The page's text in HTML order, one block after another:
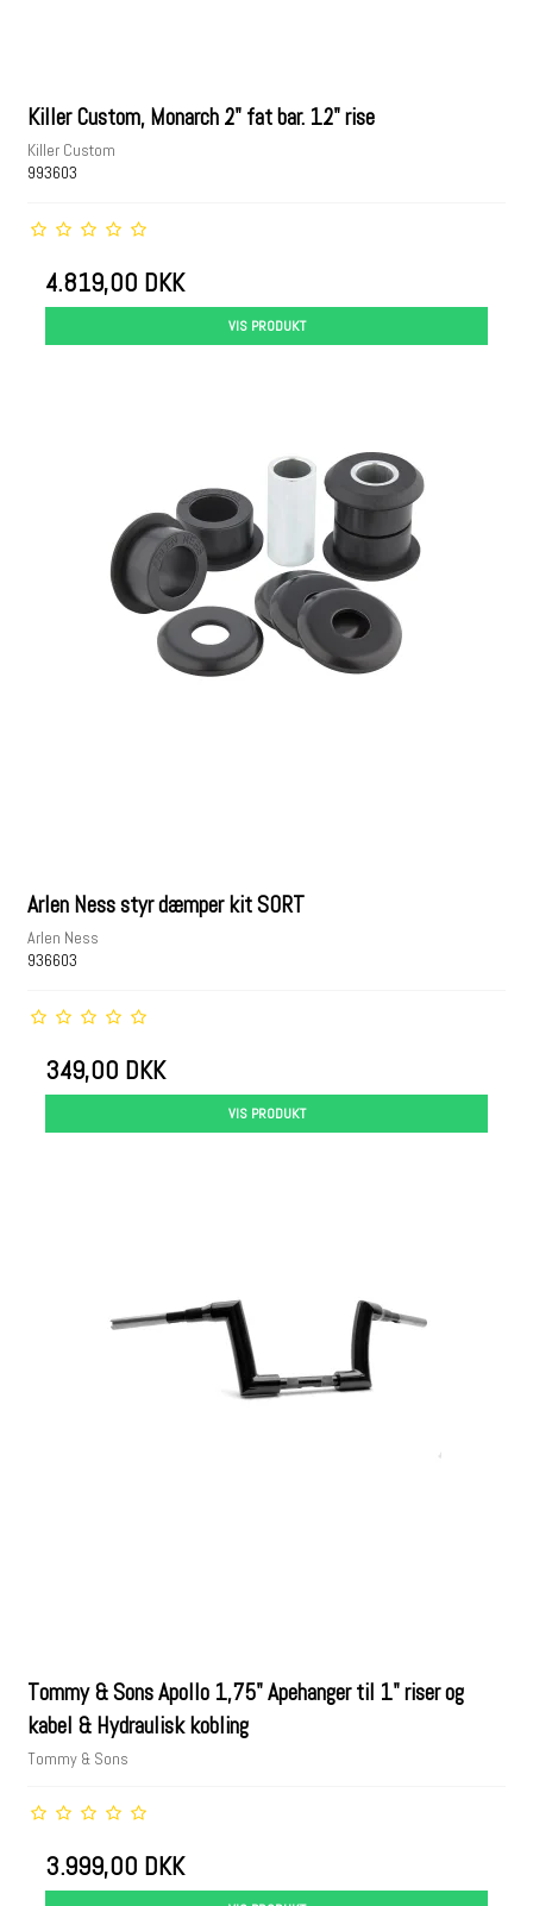
Killer Custom, Monarch 2" fat bar. 12" rise
Killer Custom
993603
4.819,00 DKK
VIS PRODUKT
Arlen Ness styr dæmper kit SORT
Arlen Ness
936603
349,00 DKK
VIS PRODUKT
Tommy & Sons Apollo 1,75" Apehanger til 1" riser og
kabel & Hydraulisk kobling
Tommy & Sons
3.999,00 DKK